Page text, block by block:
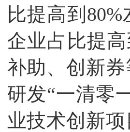
比提高到
企业占比提
补助、创新
研发“一清零
业技术创新